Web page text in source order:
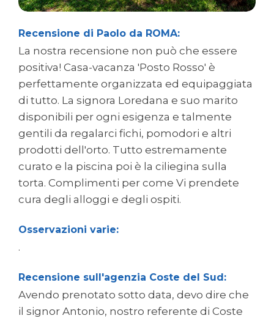
Recensione di Paolo da ROMA:
La nostra recensione non può che essere
positiva! Casa-vacanza 'Posto Rosso' è
perfettamente organizzata ed equipaggiata
di tutto. La signora Loredana e suo marito
disponibili per ogni esigenza e talmente
gentili da regalarci fichi, pomodori e altri
prodotti dell'orto. Tutto estremamente
curato e la piscina poi è la ciliegina sulla
torta. Complimenti per come Vi prendete
cura degli alloggi e degli ospiti.
Osservazioni varie:
.
Recensione sull'agenzia Coste del Sud:
Avendo prenotato sotto data, devo dire che
il signor Antonio, nostro referente di Coste